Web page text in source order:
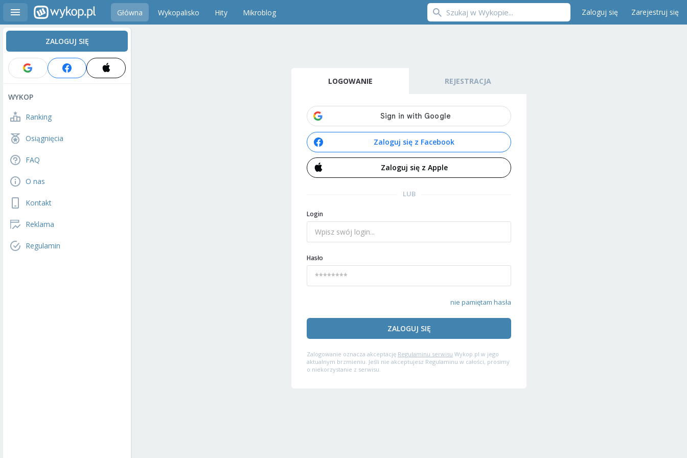
Główna Wykopalisko Hity Mikroblog Zaloguj się Zarejestruj się
ZALOGUJ SIĘ
WYKOP
Ranking
Osiągnięcia
FAQ
O nas
Kontakt
Reklama
Regulamin
LOGOWANIE REJESTRACJA
Zaloguj się z Facebook
Zaloguj się z Apple
LUB
Login
Hasło
nie pamiętam hasła
ZALOGUJ SIĘ
Zalogowanie oznacza akceptację Regulaminu serwisu Wykop.pl w jego
aktualnym brzmieniu. Jeśli nie akceptujesz Regulaminu w całości, prosimy
o niekorzystanie z serwisu.